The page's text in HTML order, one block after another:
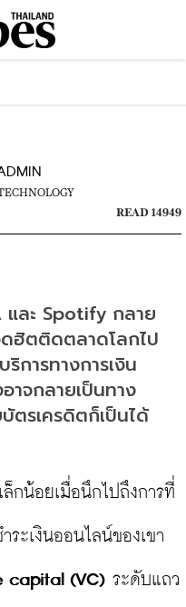
READ 14949
และ Spotify กลาย
ดฮิตติดตลาดโลกไป
การทางการเงิน
าจกลายเป็นทาง
ตรเครดิตก็เป็นได้
ล็กน้อยเมื่อนึกไปถึงการที่
ะเงินออนไลน์ของเขา
capital (VC) ระดับแถว